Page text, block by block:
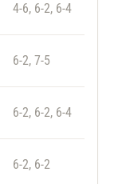
4-6, 6-2, 6-4
6-2, 7-5
6-2, 6-2, 6-4
6-2, 6-2